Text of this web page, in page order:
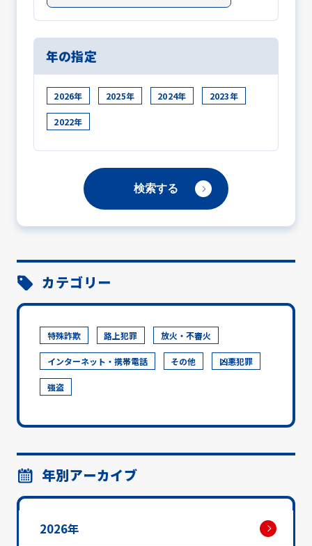
年の指定
2026年 2025年 2024年 2023年
2022年
カテゴリー
特殊詐欺 路上犯罪 放火・不審火
インターネット・携帯電話 その他 凶悪犯罪
強盗
年別アーカイブ
2026年